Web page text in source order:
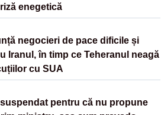
enegetică
negocieri de pace dificile și
Iranul, în timp ce Teheranul neagă
cu SUA
pentru că nu propune